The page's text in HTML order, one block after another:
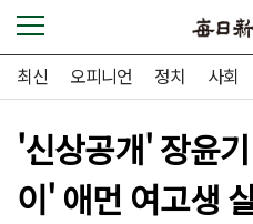
최신 오피니언 정치 사회
'신상공개' 장윤
이' 애먼 여고생